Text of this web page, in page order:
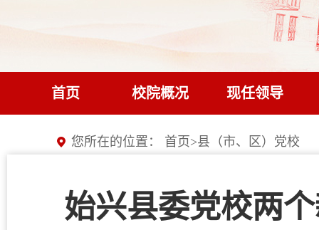
首页 校院概况 现任领导
您所在的位置： 首页>县（市、区）党校
始兴县委党校两